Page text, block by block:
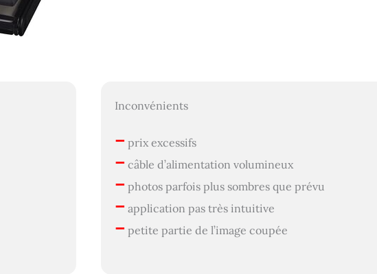
Inconvénients
– prix excessifs
– câble d’alimentation volumineux
– photos parfois plus sombres que prévu
– application pas très intuitive
– petite partie de l’image coupée